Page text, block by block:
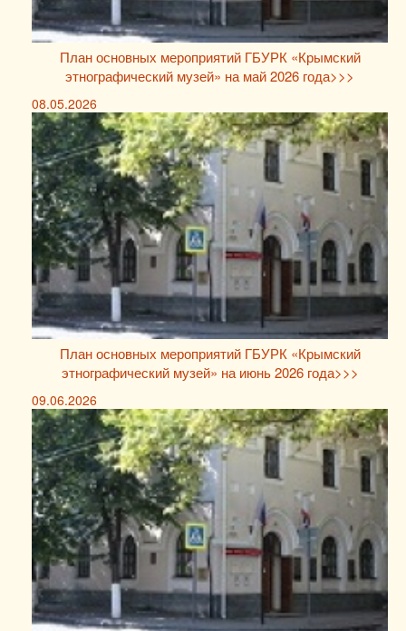
План основных мероприятий ГБУРК «Крымский
этнографический музей» на май 2026 года>>>
08.05.2026
План основных мероприятий ГБУРК «Крымский
этнографический музей» на июнь 2026 года>>>
09.06.2026